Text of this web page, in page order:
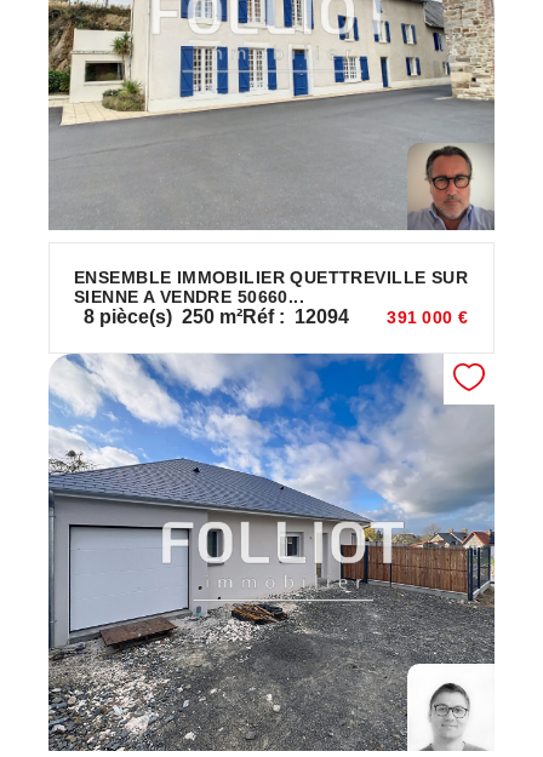
ENSEMBLE IMMOBILIER QUETTREVILLE SUR
SIENNE A VENDRE 50660...
8 pièce(s) 250 m²Réf : 12094 391 000 €